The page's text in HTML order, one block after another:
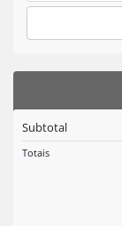
Subtotal
Totais